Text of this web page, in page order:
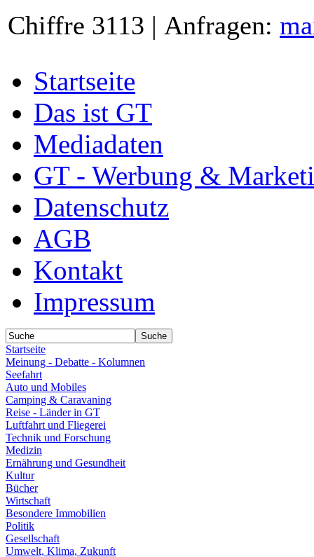
Chiffre 3113 | Anfragen:
Startseite
Das ist GT
Mediadaten
GT - Werbung &
Datenschutz
AGB
Kontakt
Impressum
Startseite
Meinung - Debatte - Kolumnen
Seefahrt
Auto und Mobiles
Camping & Caravaning
Reise - Länder in GT
Luftfahrt und Fliegerei
Technik und Forschung
Medizin
Ernährung und Gesundheit
Kultur
Bücher
Wirtschaft
Besondere Immobilien
Politik
Gesellschaft
Umwelt, Klima, Zukunft